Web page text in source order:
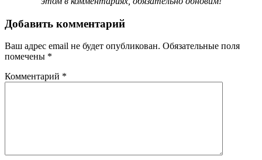
Добавить комментарий
Ваш адрес email не будет опубликован. Обязательные поля
помечены *
Комментарий *